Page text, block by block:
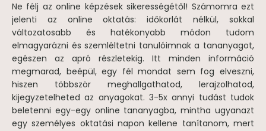
Ne félj az online képzések sikerességétől! Számomra ezt
jelenti az online oktatás: időkorlát nélkül, sokkal
változatosabb és hatékonyabb módon tudom
elmagyarázni és szemléltetni tanulóimnak a tananyagot,
egészen az apró részletekig. Itt minden információ
megmarad, beépül, egy fél mondat sem fog elveszni,
hiszen többször meghallgathatod, lerajzolhatod,
kijegyzetelheted az anyagokat. 3-5x annyi tudást tudok
beletenni egy-egy online tananyagba, mintha ugyanazt
egy személyes oktatási napon kellene tanítanom, mert